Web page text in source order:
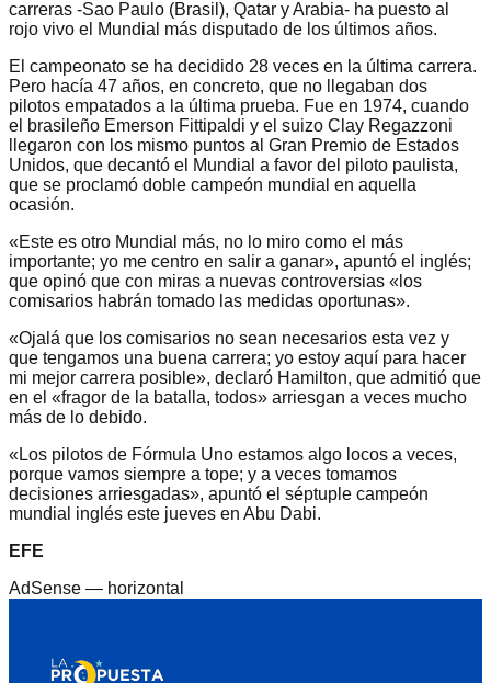
carreras -Sao Paulo (Brasil), Qatar y Arabia- ha puesto al
rojo vivo el Mundial más disputado de los últimos años.
El campeonato se ha decidido 28 veces en la última carrera.
Pero hacía 47 años, en concreto, que no llegaban dos
pilotos empatados a la última prueba. Fue en 1974, cuando
el brasileño Emerson Fittipaldi y el suizo Clay Regazzoni
llegaron con los mismo puntos al Gran Premio de Estados
Unidos, que decantó el Mundial a favor del piloto paulista,
que se proclamó doble campeón mundial en aquella
ocasión.
«Este es otro Mundial más, no lo miro como el más
importante; yo me centro en salir a ganar», apuntó el inglés;
que opinó que con miras a nuevas controversias «los
comisarios habrán tomado las medidas oportunas».
«Ojalá que los comisarios no sean necesarios esta vez y
que tengamos una buena carrera; yo estoy aquí para hacer
mi mejor carrera posible», declaró Hamilton, que admitió que
en el «fragor de la batalla, todos» arriesgan a veces mucho
más de lo debido.
«Los pilotos de Fórmula Uno estamos algo locos a veces,
porque vamos siempre a tope; y a veces tomamos
decisiones arriesgadas», apuntó el séptuple campeón
mundial inglés este jueves en Abu Dabi.
EFE
AdSense — horizontal